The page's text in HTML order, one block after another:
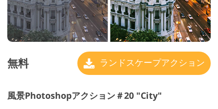
無料 ランドスケープアクション
風景Photoshopアクション＃20 "City"